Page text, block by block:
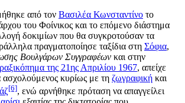
από τον Βασιλέα Κωνσταντίνο το
του Φοίνικος και το επόμενο διάστημα
δοκιμίων που θα συγκροτούσαν τα
πραγματοποίησε ταξίδια στη Σόφια,
Βουλγάρων Συγγραφέων και στην
της 21ης Απριλίου 1967, απείχε
ασχολούμενος κυρίως με τη ζωγραφική και
[6], ενώ αρνήθηκε πρόταση να απαγγείλει